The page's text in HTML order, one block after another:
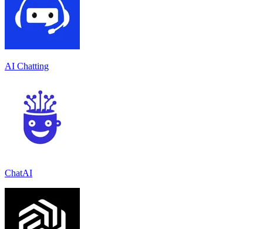
AI Chatting
ChatAI